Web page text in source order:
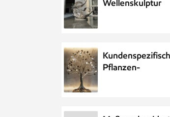
Wellenskulptur
Pflanzen-